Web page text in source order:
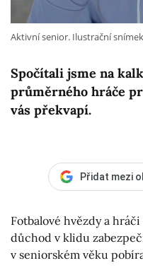
Spočítali jsme na
průměrného hráče
vás překvapí.
Aktivní senior. Ilustrační
Přidat mezi
Fotbalové hvězdy a
důchod v klidu
v seniorském věku